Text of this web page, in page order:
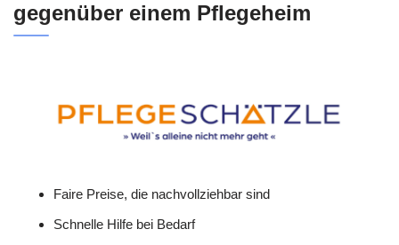
gegenüber einem Pflegeheim
Faire Preise, die nachvollziehbar sind
Schnelle Hilfe bei Bedarf